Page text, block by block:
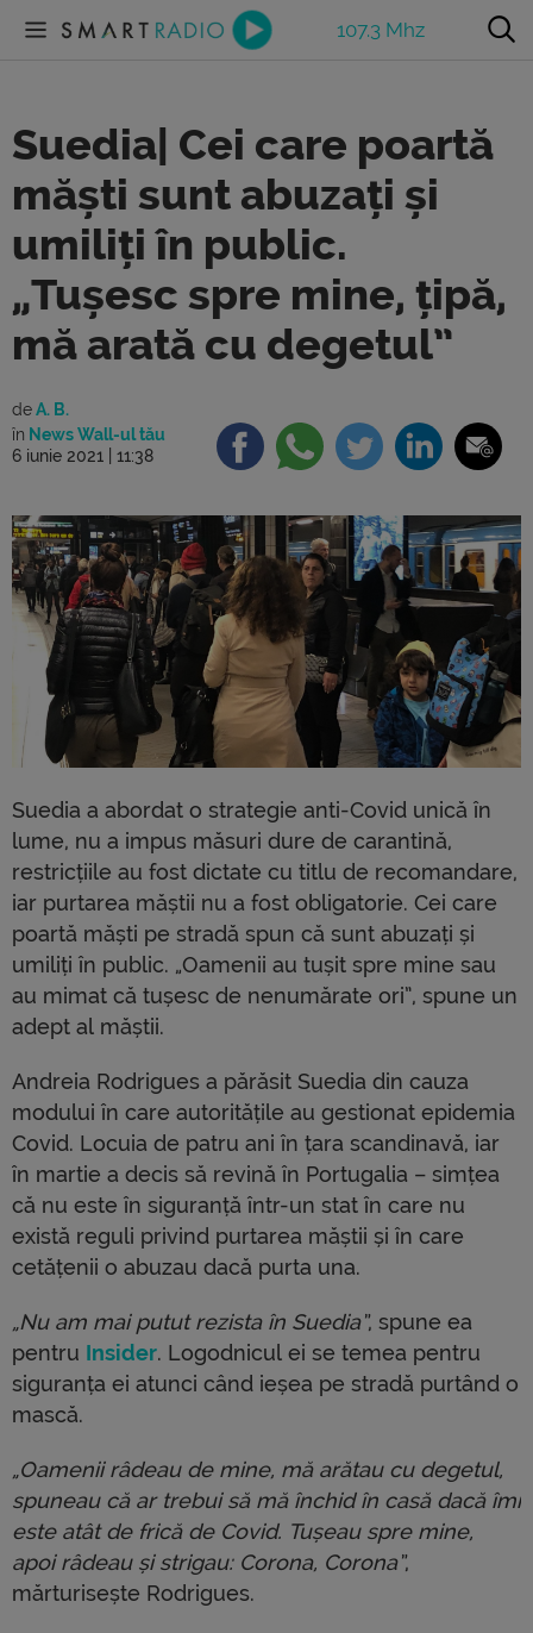
107.3 Mhz
Suedia| Cei care poartă
măști sunt abuzați și
umiliți în public.
„Tușesc spre mine, țipă,
mă arată cu degetul”
deA. B.
în News Wall-ul tău
6 iunie 2021 | 11:38
Suedia a abordat o strategie anti-Covid unică în
lume, nu a impus măsuri dure de carantină,
restricțiile au fost dictate cu titlu de recomandare,
iar purtarea măștii nu a fost obligatorie. Cei care
poartă măști pe stradă spun că sunt abuzați și
umiliți în public. „Oamenii au tușit spre mine sau
au mimat că tușesc de nenumărate ori”, spune un
adept al măștii.
Andreia Rodrigues a părăsit Suedia din cauza
modului în care autoritățile au gestionat epidemia
Covid. Locuia de patru ani în țara scandinavă, iar
în martie a decis să revină în Portugalia – simțea
că nu este în siguranță într-un stat în care nu
există reguli privind purtarea măștii și în care
cetățenii o abuzau dacă purta una.
„Nu am mai putut rezista în Suedia”, spune ea
pentru Insider. Logodnicul ei se temea pentru
siguranța ei atunci când ieșea pe stradă purtând o
mască.
„Oamenii râdeau de mine, mă arătau cu degetul,
spuneau că ar trebui să mă închid în casă dacă îmi
este atât de frică de Covid. Tușeau spre mine,
apoi râdeau și strigau: Corona, Corona”,
mărturisește Rodrigues.